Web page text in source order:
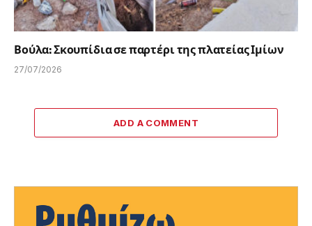
Βούλα: Σκουπίδια σε παρτέρι της πλατείας Ιμίων
27/07/2026
ADD A COMMENT